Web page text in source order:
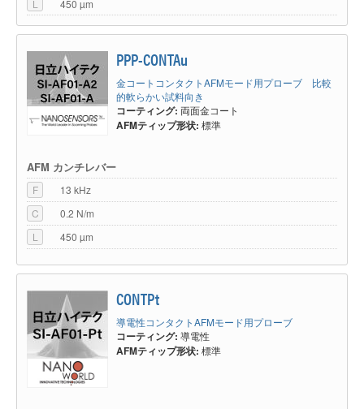
にAFM）と呼んでいます。コンタクトAFM用マイクロカンチレバーとして
標準推奨品として紹介されています。
また、日立ハイテク製ＳＰＭにおいてはＡＣモードをダイナミック・フォー
ス・モード（DFM）と呼んでいます。基本的な動作原理はＡＣモードやタ
ッピングモードと同じです。SI-DF40, SI-DF20, SI-DF3を標準的なカンチレ
バーとして紹介されています。
通常のクリップ固定方式のカンチレバーホルダをお使いでしたら、どのプロ
ーブでもお使いいただけます。もしバキューム吸着方式のカンチレバーホル
いタイプのプローブが必要となります。
主な日立ハイテク製プローブと置き換えることができるプローブをまとめて
ございます。
一覧にないプローブの代替品や、その他選定についてご不明のことがござい
ましたら営業担当までご相談ください。
製品名 代替品 ブランド
SI-AF01 CONTR
SI-AF01-A2 / SI-AF01-
PPP-
CONTAu
SI-AF01-Pt
L
450 µm
PPP-CONTAu
金コートコンタクトAFMモード用プローブ 比較
的軟らかい試料向き
コーティング: 両面金コート
AFMティップ形状: 標準
AFM カンチレバー
F
13 kHz
C
0.2 N/m
L
450 µm
CONTPt
導電性コンタクトAFMモード用プローブ
コーティング: 導電性
AFMティップ形状: 標準